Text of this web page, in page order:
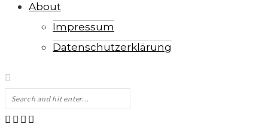
About
Impressum
Datenschutzerklärung